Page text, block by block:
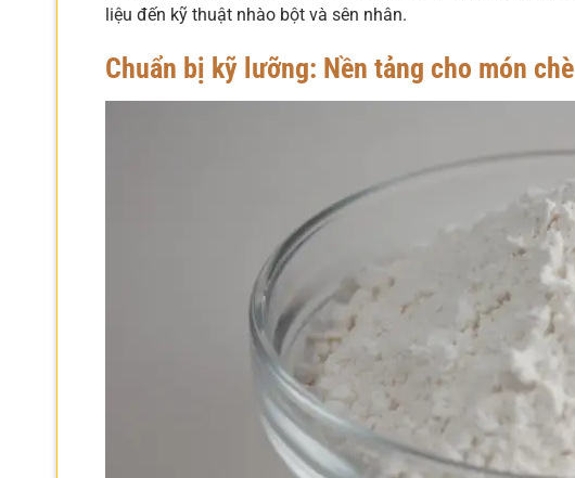
liệu đến kỹ thuật nhào bột và sên nhân.
Chuẩn bị kỹ lưỡng: Nền tảng cho món